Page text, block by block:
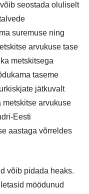
seostada oluliselt
suremuse ning
arvukuse tase
metskitsega
taseme
jätkuvalt
metskitse arvukuse
Eesti
aastaga võrreldes
võib pidada heaks.
möödunud